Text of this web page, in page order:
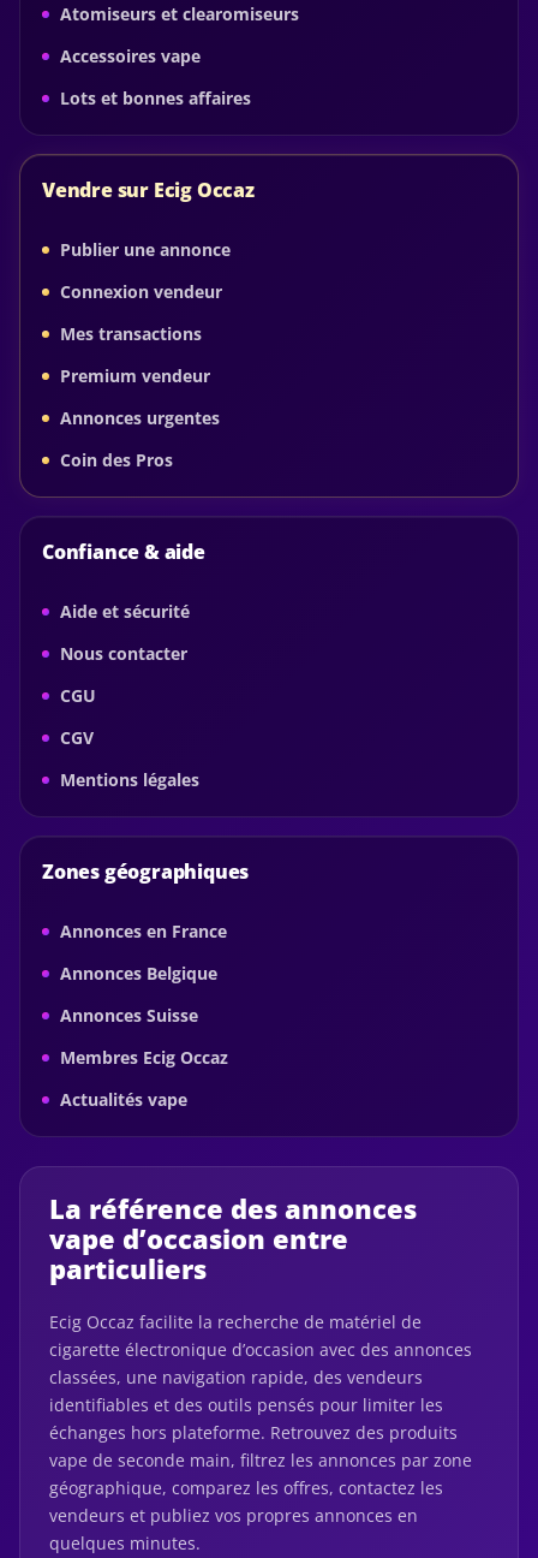
Atomiseurs et clearomiseurs
Accessoires vape
Lots et bonnes affaires
Vendre sur Ecig Occaz
Publier une annonce
Connexion vendeur
Mes transactions
Premium vendeur
Annonces urgentes
Coin des Pros
Confiance & aide
Aide et sécurité
Nous contacter
CGU
CGV
Mentions légales
Zones géographiques
Annonces en France
Annonces Belgique
Annonces Suisse
Membres Ecig Occaz
Actualités vape
La référence des annonces
vape d’occasion entre
particuliers
Ecig Occaz facilite la recherche de matériel de
cigarette électronique d’occasion avec des annonces
classées, une navigation rapide, des vendeurs
identifiables et des outils pensés pour limiter les
échanges hors plateforme. Retrouvez des produits
vape de seconde main, filtrez les annonces par zone
géographique, comparez les offres, contactez les
vendeurs et publiez vos propres annonces en
quelques minutes.